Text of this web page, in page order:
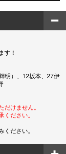
す！
明）、12坂本、27伊
けません。
ださい。
ださい。